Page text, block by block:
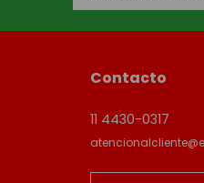
Contacto
11 4430-0317